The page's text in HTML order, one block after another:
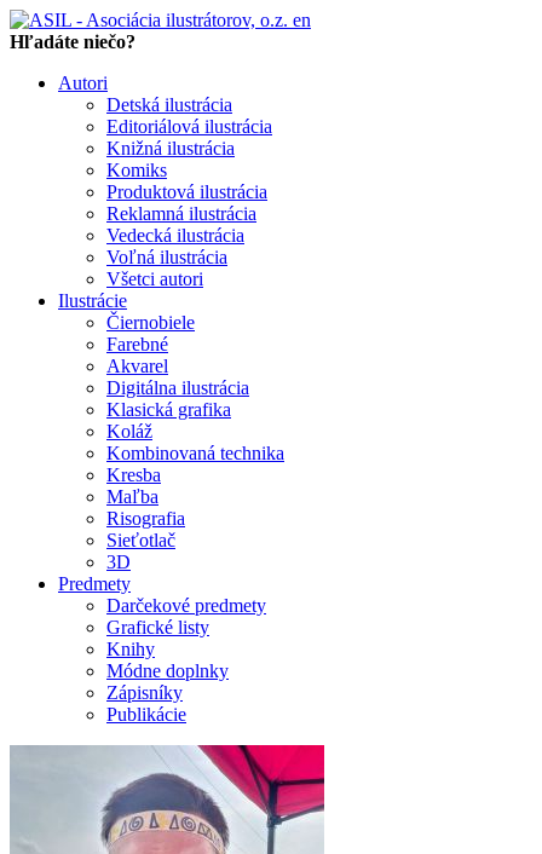
en
Hľadáte niečo?
Autori
Detská ilustrácia
Editoriálová ilustrácia
Knižná ilustrácia
Komiks
Produktová ilustrácia
Reklamná ilustrácia
Vedecká ilustrácia
Voľná ilustrácia
Všetci autori
Ilustrácie
Čiernobiele
Farebné
Akvarel
Digitálna ilustrácia
Klasická grafika
Koláž
Kombinovaná technika
Kresba
Maľba
Risografia
Sieťotlač
3D
Predmety
Darčekové predmety
Grafické listy
Knihy
Módne doplnky
Zápisníky
Publikácie